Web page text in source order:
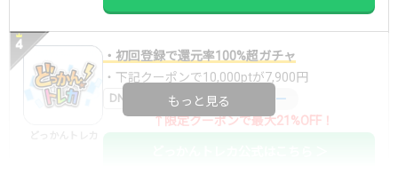
・初回登録で還元率100%超ガチャ
・下記クーポンで10,000ptが7,900円
DNGBIF4X コードコピー
↑限定クーポンで最大21%OFF！
もっと見る